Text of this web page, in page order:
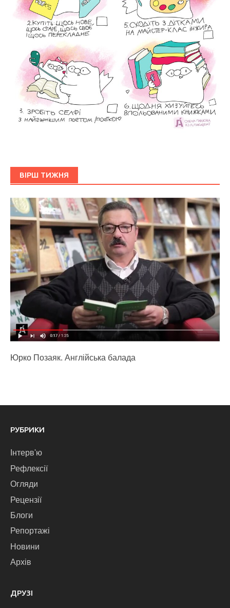
ВІРШ ТИЖНЯ
Юрко Позаяк. Англійська балада
РУБРИКИ
Інтерв'ю
Рефлексії
Огляди
Рецензії
Блоги
Репортажі
Новини
Архів
ДРУЗІ